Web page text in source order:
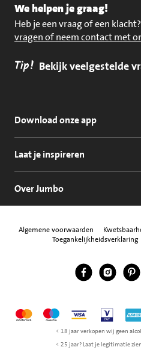
We helpen je graag!
Heb je een vraag of een klacht?
vragen of neem contact met
Tip! Bekijk veelgestelde
Download onze app
Laat je inspireren
Over Jumbo
Algemene voorwaarden
Toegankelijkheidsverklaring
Volg ons
Jumbo Facebook
Jumbo
MastercardMaestroVisa Vpay
< 18 jaar verkopen wij geen
< 25 jaar? Laat je legitimatie